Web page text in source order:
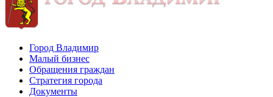
Город Владимир
Малый бизнес
Обращения граждан
Стратегия города
Документы